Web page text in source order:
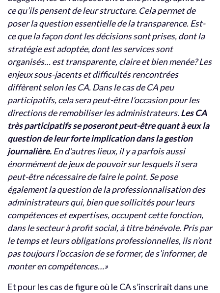
ce qu’ils pensent de leur structure. Cela permet de
poser la question essentielle de la transparence. Est-
ce que la façon dont les décisions sont prises, dont la
stratégie est adoptée, dont les services sont
organisés… est transparente, claire et bien menée? Les
enjeux sous-jacents et difficultés rencontrées
diffèrent selon les CA. Dans le cas de CA peu
participatifs, cela sera peut-être l’occasion pour les
directions de remobiliser les administrateurs.Les CA
très participatifs se poseront peut-être quant à eux la
question de leur forte implication dans la gestion
journalière.En d’autres lieux, il y a parfois aussi
énormément de jeux de pouvoir sur lesquels il sera
peut-être nécessaire de faire le point. Se pose
également la question de la professionnalisation des
administrateurs qui, bien que sollicités pour leurs
compétences et expertises, occupent cette fonction,
dans le secteur à profit social, à titre bénévole. Pris par
le temps et leurs obligations professionnelles, ils n’ont
pas toujours l’occasion de se former, de s’informer, de
monter en compétences…»
Et pour les cas de figure où le CA s’inscrirait dans une